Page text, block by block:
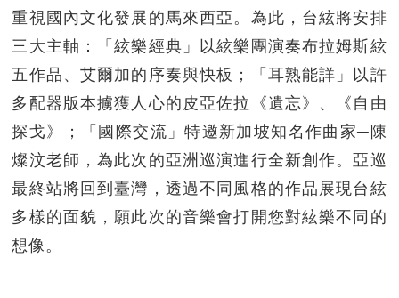
重視國內文化發展的馬來西亞。為此，台絃將安排
三大主軸：「絃樂經典」以絃樂團演奏布拉姆斯絃
五作品、艾爾加的序奏與快板；「耳熟能詳」以許
多配器版本擄獲人心的皮亞佐拉《遺忘》、《自由
探戈》；「國際交流」特邀新加坡知名作曲家─陳
燦汶老師，為此次的亞洲巡演進行全新創作。亞巡
最終站將回到臺灣，透過不同風格的作品展現台絃
多樣的面貌，願此次的音樂會打開您對絃樂不同的
想像。